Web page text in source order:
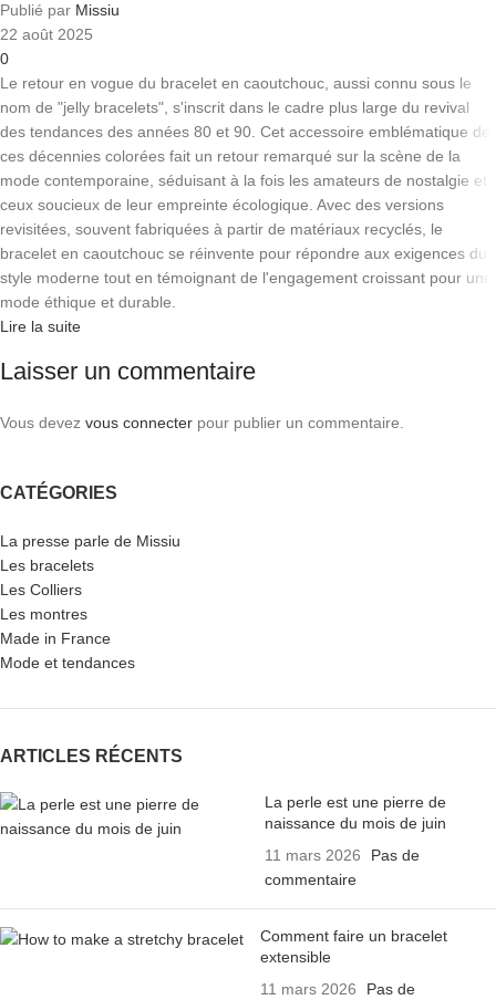
Publié par Missiu
22 août 2025
0
Le retour en vogue du bracelet en caoutchouc, aussi connu sous le
nom de "jelly bracelets", s'inscrit dans le cadre plus large du revival
des tendances des années 80 et 90. Cet accessoire emblématique de
ces décennies colorées fait un retour remarqué sur la scène de la
mode contemporaine, séduisant à la fois les amateurs de nostalgie et
ceux soucieux de leur empreinte écologique. Avec des versions
revisitées, souvent fabriquées à partir de matériaux recyclés, le
bracelet en caoutchouc se réinvente pour répondre aux exigences du
style moderne tout en témoignant de l'engagement croissant pour une
mode éthique et durable.
Lire la suite
Laisser un commentaire
Vous devez vous connecter pour publier un commentaire.
CATÉGORIES
La presse parle de Missiu
Les bracelets
Les Colliers
Les montres
Made in France
Mode et tendances
ARTICLES RÉCENTS
La perle est une pierre de
naissance du mois de juin
11 mars 2026
Pas de
commentaire
Comment faire un bracelet
extensible
11 mars 2026
Pas de